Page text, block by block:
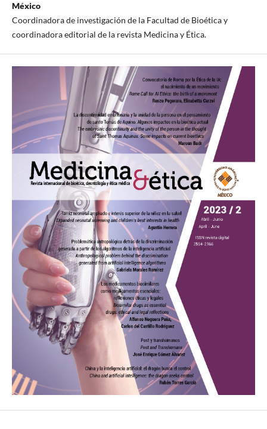
México
Coordinadora de investigación de la Facultad de Bioética y
coordinadora editorial de la revista Medicina y Ética.